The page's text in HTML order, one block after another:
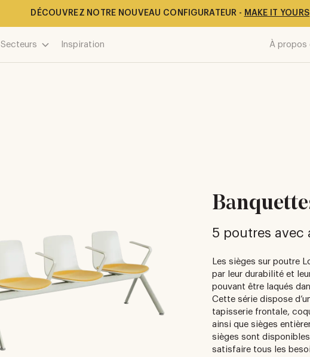
DÉCOUVREZ NOTRE NOUVEAU CONFIGURATEUR - MAKE IT YOURS
Secteurs Inspiration À propos
5 poutres avec
Les sièges sur poutre
par leur durabilité et
pouvant être laqués
Cette série dispose
tapisserie frontale,
ainsi que sièges
sièges sont
satisfaire tous les